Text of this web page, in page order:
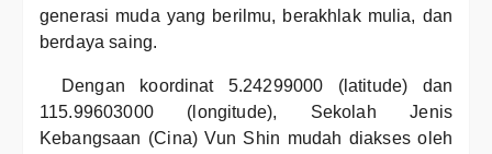
generasi muda yang berilmu, berakhlak mulia, dan
berdaya saing.
Dengan koordinat 5.24299000 (latitude) dan
115.99603000 (longitude), Sekolah Jenis
Kebangsaan (Cina) Vun Shin mudah diakses oleh